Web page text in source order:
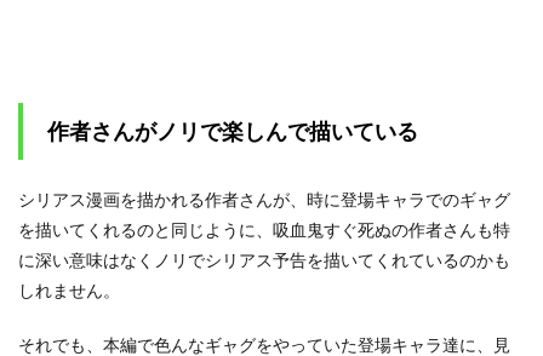
作者さんがノリで楽しんで描いている
シリアス漫画を描かれる作者さんが、時に登場キャラでのギャグ
を描いてくれるのと同じように、吸血鬼すぐ死ぬの作者さんも特
に深い意味はなくノリでシリアス予告を描いてくれているのかも
しれません。
それでも、本編で色んなギャグをやっていた登場キャラ達に、見